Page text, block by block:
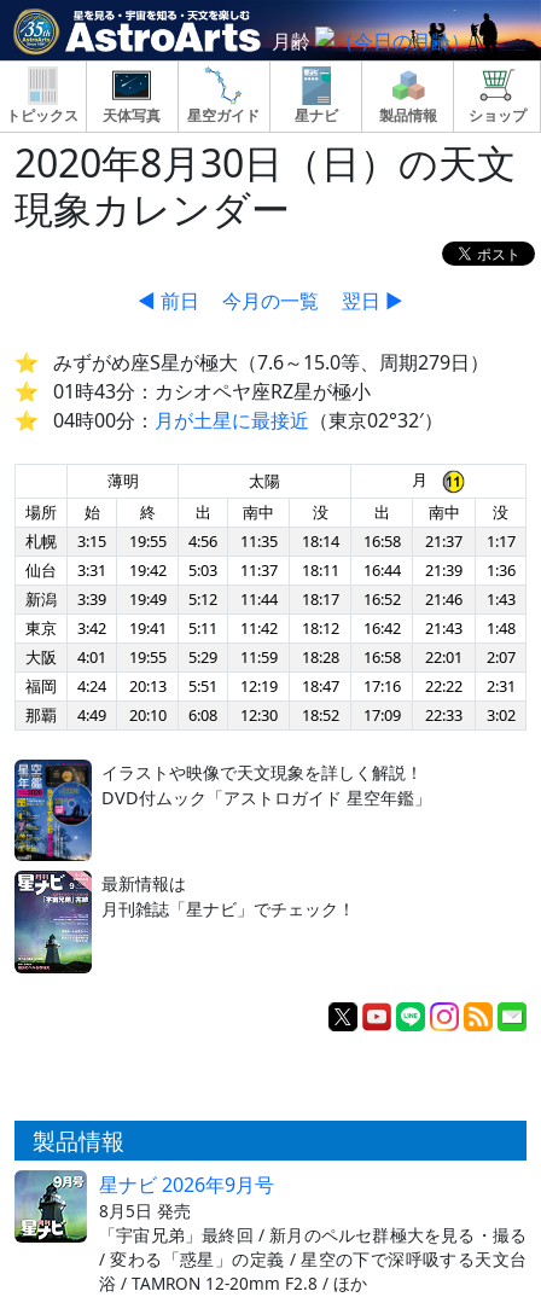
月齢
トピックス 天体写真 星空ガイド 星ナビ 製品情報 ショップ
2020年8月30日（日）の天文
現象カレンダー
◀ 前日 今月の一覧 翌日 ▶
みずがめ座S星が極大（7.6～15.0等、周期279日）
01時43分：カシオペヤ座RZ星が極小
04時00分： 月が土星に最接近 （東京02°32′）
薄明 太陽
月
場所
始 終 出 南中 没 出 南中
没
札幌
3:15 19:55 4:56 11:35 18:14 16:58 21:37
1:17
仙台
3:31 19:42 5:03 11:37 18:11 16:44 21:39
1:36
新潟
3:39 19:49 5:12 11:44 18:17 16:52 21:46
1:43
東京
3:42 19:41 5:11 11:42 18:12 16:42 21:43
1:48
大阪
4:01 19:55 5:29 11:59 18:28 16:58 22:01
2:07
福岡
4:24 20:13 5:51 12:19 18:47 17:16 22:22
2:31
那覇
4:49 20:10 6:08 12:30 18:52 17:09 22:33 3:02
イラストや映像で天文現象を詳しく解説！
DVD付ムック「アストロガイド 星空年鑑」
最新情報は
月刊雑誌「星ナビ」でチェック！
製品情報
星ナビ 2026年9月号
8月5日 発売
「宇宙兄弟」最終回 / 新月のペルセ群極大を見る・撮る
/ 変わる「惑星」の定義 / 星空の下で深呼吸する天文台
浴 / TAMRON 12-20mm F2.8 / ほか